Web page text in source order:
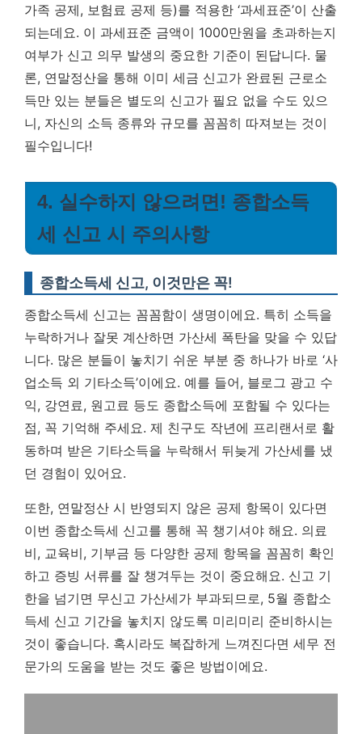
가족 공제, 보험료 공제 등)를 적용한 ‘과세표준’이 산출
되는데요. 이 과세표준 금액이 1000만원을 초과하는지
여부가 신고 의무 발생의 중요한 기준이 된답니다. 물
론, 연말정산을 통해 이미 세금 신고가 완료된 근로소
득만 있는 분들은 별도의 신고가 필요 없을 수도 있으
니, 자신의 소득 종류와 규모를 꼼꼼히 따져보는 것이
필수입니다!
4. 실수하지 않으려면! 종합소득
세 신고 시 주의사항
종합소득세 신고, 이것만은 꼭!
종합소득세 신고는 꼼꼼함이 생명이에요. 특히 소득을
누락하거나 잘못 계산하면 가산세 폭탄을 맞을 수 있답
니다. 많은 분들이 놓치기 쉬운 부분 중 하나가 바로 ‘사
업소득 외 기타소득’이에요. 예를 들어, 블로그 광고 수
익, 강연료, 원고료 등도 종합소득에 포함될 수 있다는
점, 꼭 기억해 주세요. 제 친구도 작년에 프리랜서로 활
동하며 받은 기타소득을 누락해서 뒤늦게 가산세를 냈
던 경험이 있어요.
또한, 연말정산 시 반영되지 않은 공제 항목이 있다면
이번 종합소득세 신고를 통해 꼭 챙기셔야 해요. 의료
비, 교육비, 기부금 등 다양한 공제 항목을 꼼꼼히 확인
하고 증빙 서류를 잘 챙겨두는 것이 중요해요. 신고 기
한을 넘기면 무신고 가산세가 부과되므로, 5월 종합소
득세 신고 기간을 놓치지 않도록 미리미리 준비하시는
것이 좋습니다. 혹시라도 복잡하게 느껴진다면 세무 전
문가의 도움을 받는 것도 좋은 방법이에요.